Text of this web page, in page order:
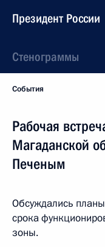
Президент России
Стенограммы
События
Рабочая
Магаданской
Печеным
Обсуждались
срока
зоны.